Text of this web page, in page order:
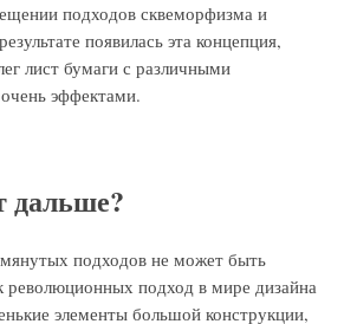
подходов сквеморфизма и
появилась эта концепция,
лист бумаги с различными
эффектами.
дальше?
подходов не может быть
революционных подход в мире дизайна
элементы большой конструкции,